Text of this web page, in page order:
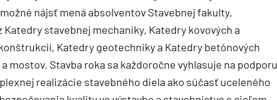
nájsť mená absolventov Stavebnej fakulty,
Katedry stavebnej mechaniky, Katedry kovových a
Katedry geotechniky a Katedry betónových
mostov. Stavba roka sa každoročne vyhlasuje na podporu
realizácie stavebného diela ako súčasť uceleného